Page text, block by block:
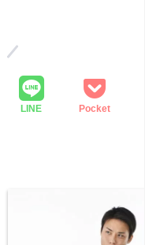
LINE Pocket